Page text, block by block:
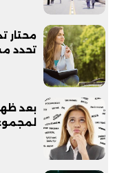
محتار
تحدد
بعد